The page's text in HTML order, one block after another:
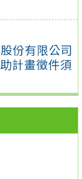
份有限公司
計畫徵件須